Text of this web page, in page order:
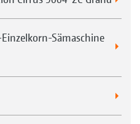
Sämaschine